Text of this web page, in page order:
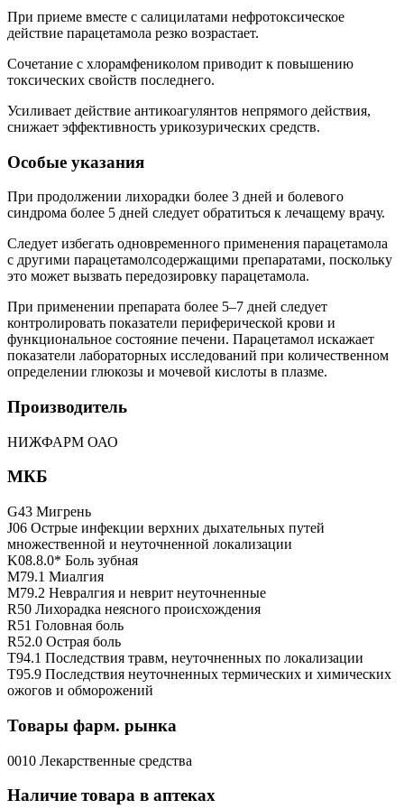
При приеме вместе с салицилатами нефротоксическое
действие парацетамола резко возрастает.
Сочетание с хлорамфениколом приводит к повышению
токсических свойств последнего.
Усиливает действие антикоагулянтов непрямого действия,
снижает эффективность урикозурических средств.
Особые указания
При продолжении лихорадки более 3 дней и болевого
синдрома более 5 дней следует обратиться к лечащему врачу.
Следует избегать одновременного применения парацетамола
с другими парацетамолсодержащими препаратами, поскольку
это может вызвать передозировку парацетамола.
При применении препарата более 5–7 дней следует
контролировать показатели периферической крови и
функциональное состояние печени. Парацетамол искажает
показатели лабораторных исследований при количественном
определении глюкозы и мочевой кислоты в плазме.
Производитель
НИЖФАРМ ОАО
МКБ
G43 Мигрень
J06 Острые инфекции верхних дыхательных путей
множественной и неуточненной локализации
K08.8.0* Боль зубная
M79.1 Миалгия
M79.2 Невралгия и неврит неуточненные
R50 Лихорадка неясного происхождения
R51 Головная боль
R52.0 Острая боль
T94.1 Последствия травм, неуточненных по локализации
T95.9 Последствия неуточненных термических и химических
ожогов и обморожений
Товары фарм. рынка
0010 Лекарственные средства
Наличие товара в аптеках